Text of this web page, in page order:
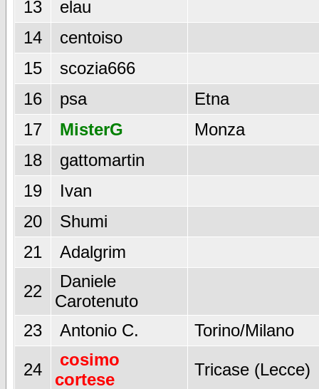
13
elau
14
centoiso
15
scozia666
16
psa
Etna
17
MisterG
Monza
18
gattomartin
19
Ivan
20
Shumi
21
Adalgrim
22
Daniele
Carotenuto
23
Antonio C. Torino/Milano
24
cosimo
cortese
Tricase (Lecce)